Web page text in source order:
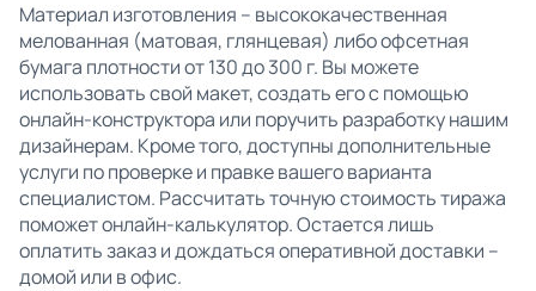
Материал изготовления – высококачественная
мелованная (матовая, глянцевая) либо офсетная
бумага плотности от 130 до 300 г. Вы можете
использовать свой макет, создать его с помощью
онлайн-конструктора или поручить разработку нашим
дизайнерам. Кроме того, доступны дополнительные
услуги по проверке и правке вашего варианта
специалистом. Рассчитать точную стоимость тиража
поможет онлайн-калькулятор. Остается лишь
оплатить заказ и дождаться оперативной доставки –
домой или в офис.